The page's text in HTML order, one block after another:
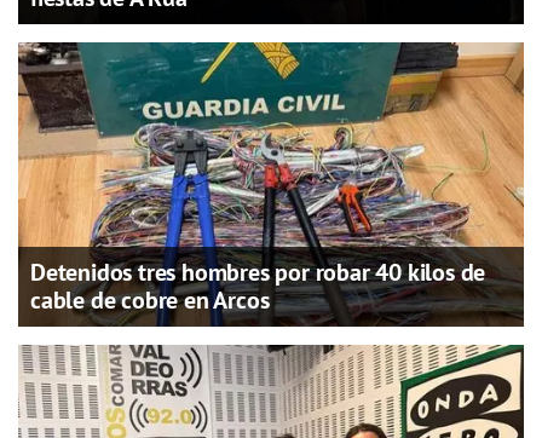
Detenidos tres hombres por robar 40 kilos de
cable de cobre en Arcos